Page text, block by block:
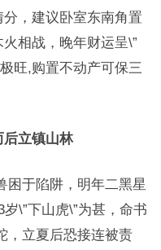
，建议卧室东南角置
相战，晚年财运呈\”
旺,购置不动产可保三
后立镇山林
困于陷阱，明年二黑星
\”下山虎\”为甚，命书
，立夏后恐接连被责